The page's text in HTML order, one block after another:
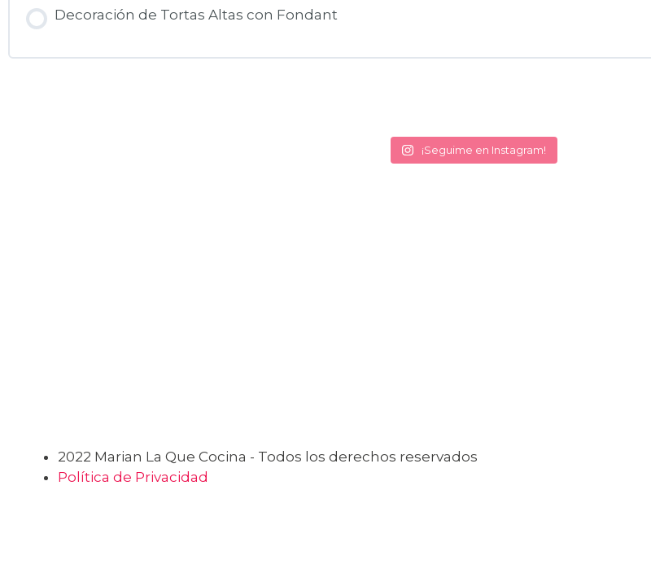
Decoración de Tortas Altas con Fondant
¡Seguime en Instagram!
2022 Marian La Que Cocina - Todos los derechos reservados
Política de Privacidad